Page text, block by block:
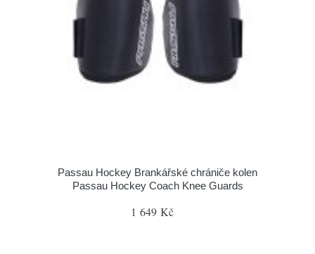
Passau Hockey Brankářské chrániče kolen
Passau Hockey Coach Knee Guards
1 649 Kč